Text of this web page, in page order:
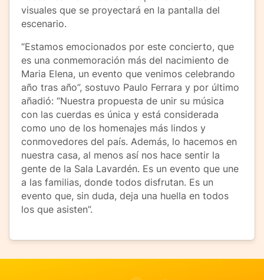
visuales que se proyectará en la pantalla del
escenario.
“Estamos emocionados por este concierto, que
es una conmemoración más del nacimiento de
Maria Elena, un evento que venimos celebrando
año tras año”, sostuvo Paulo Ferrara y por último
añadió: “Nuestra propuesta de unir su música
con las cuerdas es única y está considerada
como uno de los homenajes más lindos y
conmovedores del país. Además, lo hacemos en
nuestra casa, al menos así nos hace sentir la
gente de la Sala Lavardén. Es un evento que une
a las familias, donde todos disfrutan. Es un
evento que, sin duda, deja una huella en todos
los que asisten”.